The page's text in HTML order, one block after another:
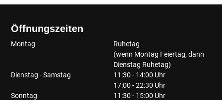
Öffnungszeiten
Montag
Ruhetag
(wenn Montag Feiertag, dann
Dienstag Ruhetag)
Dienstag - Samstag
11:30 - 14:00 Uhr
17:00 - 22:30 Uhr
Sonntag
11:30 - 15:00 Uhr